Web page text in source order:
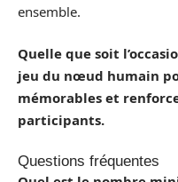
ensemble.
Quelle que soit
jeu du nœud humain
mémorables et
participants.
Questions fréquentes